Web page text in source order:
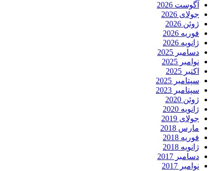
آگوست 2026
جولای 2026
ژوئن 2026
فوریه 2026
ژانویه 2026
دسامبر 2025
نوامبر 2025
اکتبر 2025
سپتامبر 2025
سپتامبر 2023
ژوئن 2020
ژانویه 2020
جولای 2019
مارس 2018
فوریه 2018
ژانویه 2018
دسامبر 2017
نوامبر 2017